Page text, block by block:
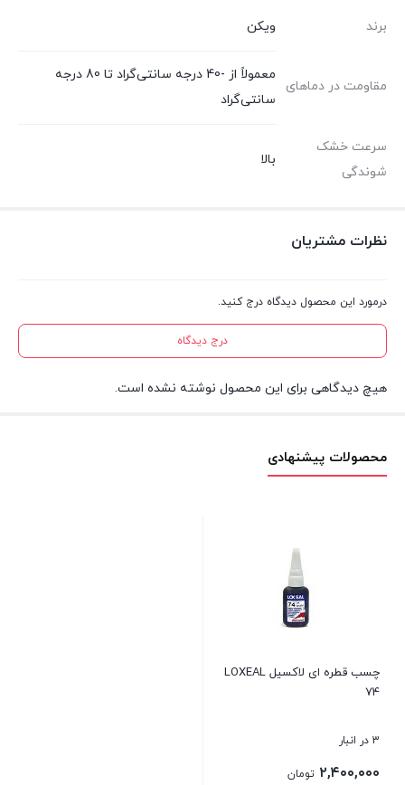
برند ویکن
مقاومت در دماهای
معمولاً از -40 درجه سانتی‌گراد تا 80 درجه
سانتی‌گراد
سرعت خشک
شوندگی
بالا
نظرات مشتریان
درمورد این محصول دیدگاه درج کنید.
درج دیدگاه
هیچ دیدگاهی برای این محصول نوشته نشده است.
محصولات پیشنهادی
چسب قطره ای لاکسیل LOXEAL
74
3 در انبار
۲,۴۰۰,۰۰۰ تومان